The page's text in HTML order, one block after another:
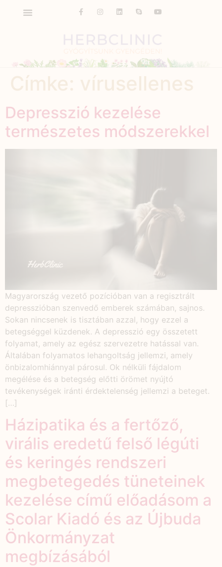
Depresszió kezelése
természetes módszerekkel
Magyarország vezető pozícióban van a regisztrált
depresszióban szenvedő emberek számában, sajnos.
Sokan nincsenek is tisztában azzal, hogy ezzel a
betegséggel küzdenek. A depresszió egy összetett
folyamat, amely az egész szervezetre hatással van.
Általában folyamatos lehangoltság jellemzi, amely
önbizalomhiánnyal párosul. Ok nélküli fájdalom
megélése és a betegség előtti örömet nyújtó
tevékenységek iránti érdektelenség jellemzi a beteget.
[…]
Házipatika és a fertőző,
virális eredetű felső légúti
és keringés rendszeri
megbetegedés tüneteinek
kezelése című előadásom a
Scolar Kiadó és az Újbuda
Önkormányzat
megbízásából